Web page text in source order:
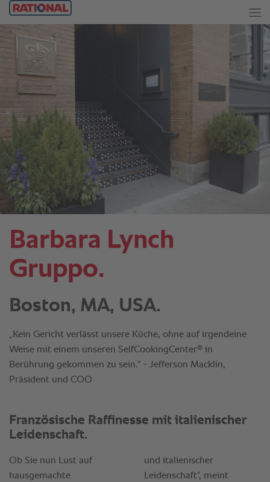
Barbara Lynch
Gruppo.
Boston, MA, USA.
„Kein Gericht verlässt unsere Küche, ohne auf irgendeine
Weise mit einem unseren SelfCookingCenter® in
Berührung gekommen zu sein." - Jefferson Macklin,
Präsident und COO